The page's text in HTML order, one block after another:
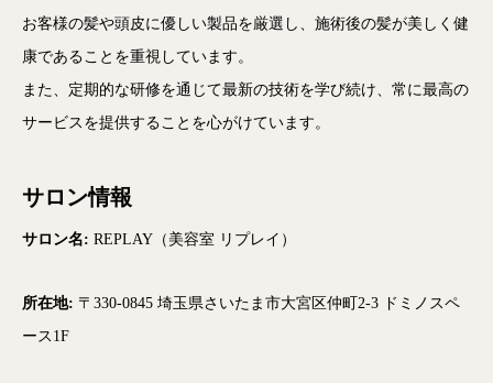
お客様の髪や頭皮に優しい製品を厳選し、施術後の髪が美しく健
康であることを重視しています。
また、定期的な研修を通じて最新の技術を学び続け、常に最高の
サービスを提供することを心がけています。
サロン情報
サロン名: REPLAY（美容室 リプレイ）
所在地: 〒330-0845 埼玉県さいたま市大宮区仲町2-3 ドミノスペ
ース1F